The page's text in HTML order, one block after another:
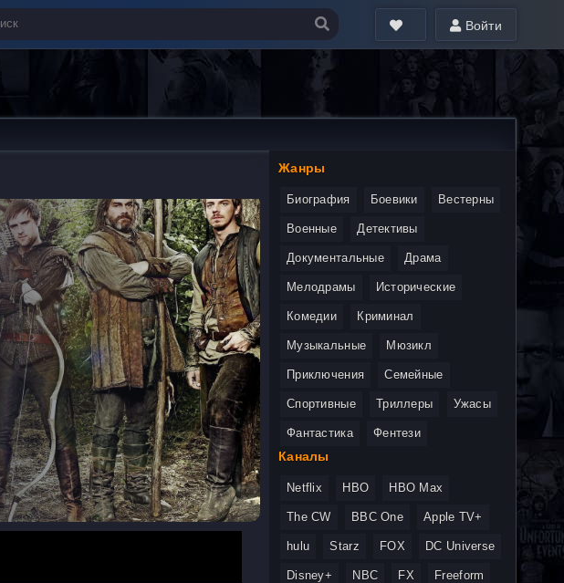
Войти
Жанры
Биография Боевики Вестерны
Военные Детективы
Документальные Драма
Мелодрамы Исторические
Комедии Криминал
Музыкальные Мюзикл
Приключения Семейные
Спортивные Триллеры Ужасы
Фантастика Фентези
Каналы
Netflix HBO HBO Max
The CW BBC One Apple TV+
hulu Starz FOX DC Universe
Disney+ NBC FX Freeform